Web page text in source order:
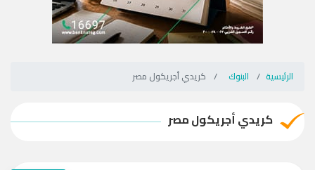
الرئيسية البنوك كريدي أجريكول مصر
كريدي أجريكول مصر